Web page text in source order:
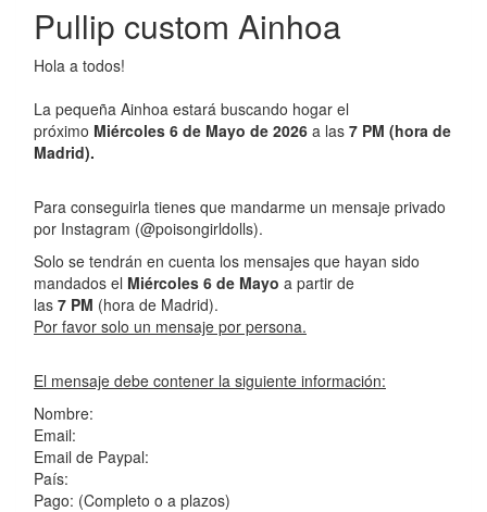
Pullip custom Ainhoa
Hola a todos!
La pequeña Ainhoa estará buscando hogar el
próximo Miércoles 6 de Mayo de 2026 a las 7 PM (hora de
Madrid).
Para conseguirla tienes que mandarme un mensaje privado
por Instagram (@poisongirldolls).
Solo se tendrán en cuenta los mensajes que hayan sido
mandados el Miércoles 6 de Mayo a partir de
las 7 PM (hora de Madrid).
Por favor solo un mensaje por persona.
El mensaje debe contener la siguiente información:
Nombre:
Email:
Email de Paypal:
País:
Pago: (Completo o a plazos)